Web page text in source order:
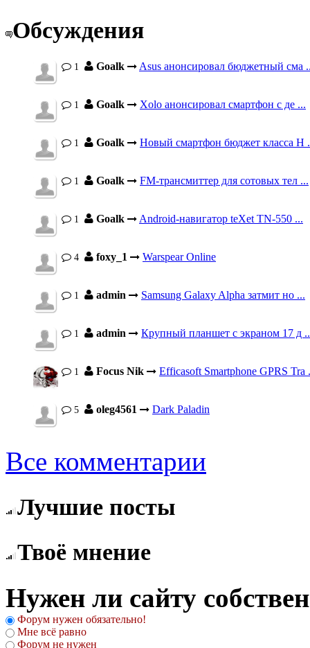
Обсуждения
1 Goalk Asus анонсировал бюджетный сма
1 Goalk Xolo анонсировал смартфон с де ...
1 Goalk Новый смартфон бюджет класса H
1 Goalk FM-трансмиттер для сотовых тел ...
1 Goalk Android-навигатор teXet TN-550 ...
4 foxy_1 Warspear Online
1 admin Samsung Galaxy Alpha затмит но ...
1 admin Крупный планшет с экраном 17 д
1 Focus Nik Efficasoft Smartphone GPRS Tra
5 oleg4561 Dark Paladin
Все комментарии
Лучшие посты
Твоё мнение
Нужен ли сайту
Форум нужен обязательно!
Мне всё равно
Форум не нужен